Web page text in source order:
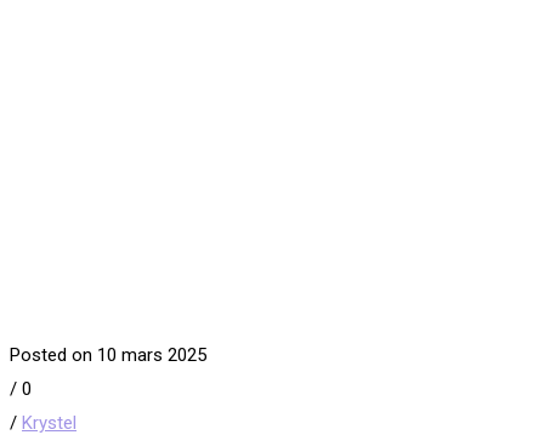
Posted on 10 mars 2025
/ 0
/ Krystel